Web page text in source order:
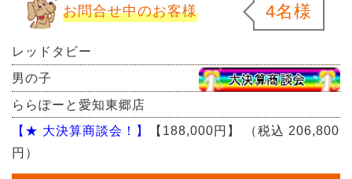
お問合せ中のお客様 4名様
レッドタビー
男の子
ららぽーと愛知東郷店
【★ 大決算商談会！】
【188,000円】
（税込 206,800
円）